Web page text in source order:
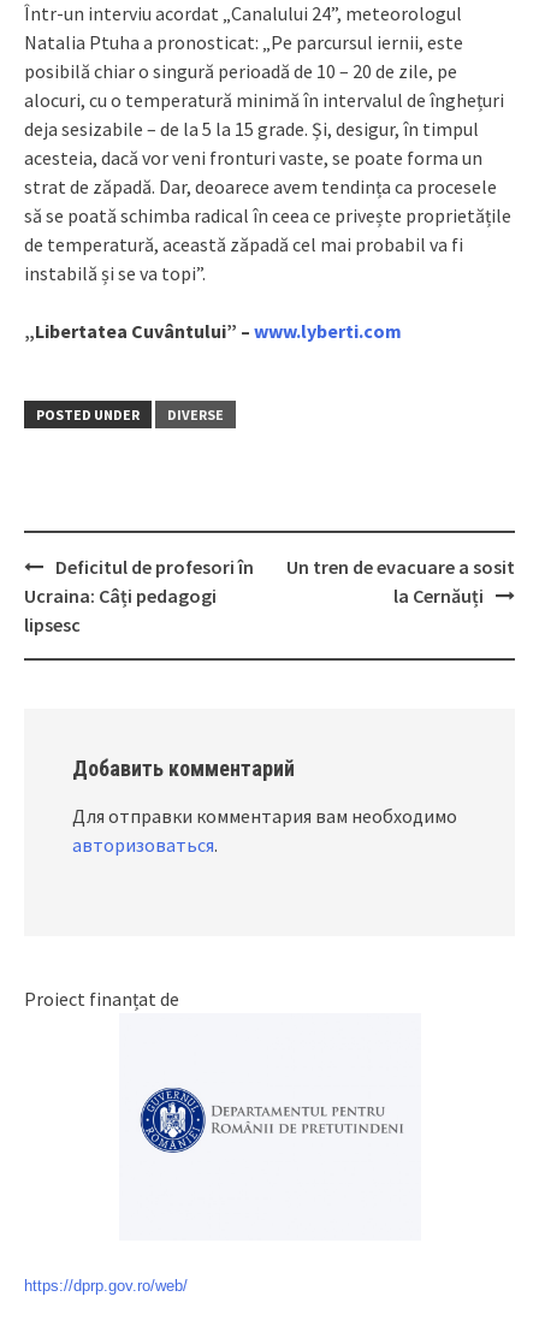
Într-un interviu acordat „Canalului 24”, meteorologul
Natalia Ptuha a pronosticat: „Pe parcursul iernii, este
posibilă chiar o singură perioadă de 10 – 20 de zile, pe
alocuri, cu o temperatură minimă în intervalul de înghețuri
deja sesizabile – de la 5 la 15 grade. Și, desigur, în timpul
acesteia, dacă vor veni fronturi vaste, se poate forma un
strat de zăpadă. Dar, deoarece avem tendința ca procesele
să se poată schimba radical în ceea ce privește proprietățile
de temperatură, această zăpadă cel mai probabil va fi
instabilă și se va topi”.
„Libertatea Cuvântului” – www.lyberti.com
POSTED UNDER DIVERSE
Post
navigation
Deficitul de profesori în
Ucraina: Câți pedagogi
lipsesc
Un tren de evacuare a sosit
la Cernăuți
Добавить комментарий
Для отправки комментария вам необходимо
авторизоваться.
Proiect finanțat de
https://dprp.gov.ro/web/